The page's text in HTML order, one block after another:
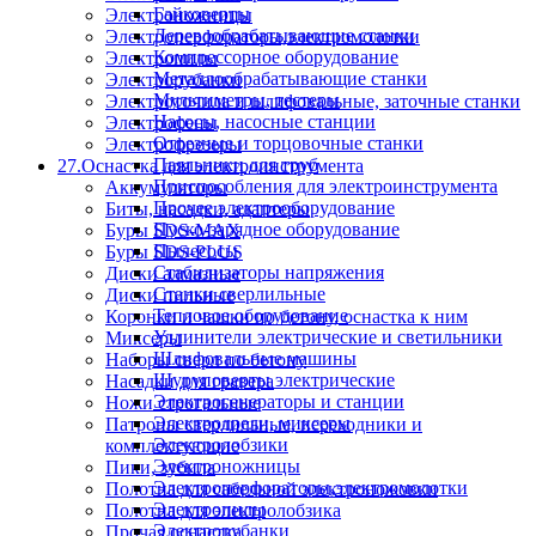
Электроножницы
Электроперфораторы,электромолотки
Электропилы
Электрорубанки
Электроточила и шлифовальные, заточные станки
Электрофены
Электрофрезеры
27.Оснастка для электроинструмента
Аккумуляторы
Биты, насадки, адаптеры
Буры SDS-MAX
Буры SDS-PLUS
Диски алмазные
Диски пильные
Коронки и чашки по бетону, оснастка к ним
Миксеры
Наборы сверл по бетону
Насадки для гравера
Ножи строгальные
Патроны сверлильные, переходники и
комплектующие
Пики, зубила
Полотна для сабельной электроножовки
Полотна для электролобзика
Прочая оснастка
Гайковерты
Деревообрабатывающие станки
Компрессорное оборудование
Металлообрабатывающие станки
Мультиметры, тестеры
Насосы, насосные станции
Отрезные и торцовочные станки
Паяльники для труб
Приспособления для электроинструмента
Прочее электрооборудование
Пуско-зарядное оборудование
Пылесосы
Стабилизаторы напряжения
Станки сверлильные
Тепловое оборудование
Удлинители электрические и светильники
Шлифовальные машины
Шуруповерты электрические
Электрогенераторы и станции
Электродрели, миксеры
Электролобзики
Электроножницы
Электроперфораторы,электромолотки
Электропилы
Электрорубанки